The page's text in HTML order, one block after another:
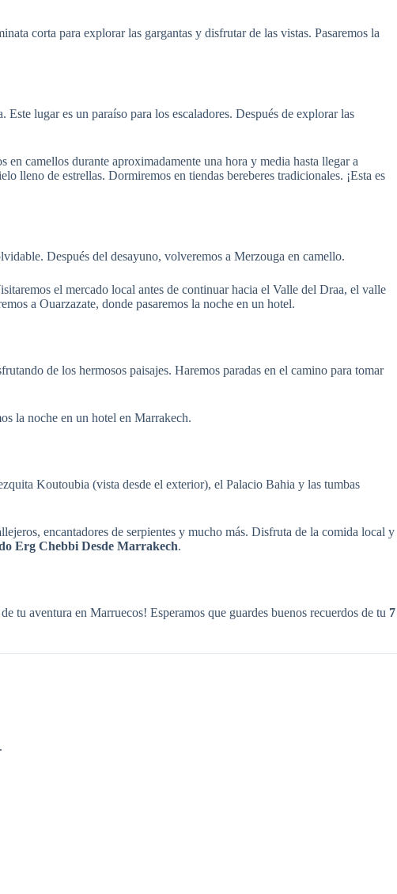
corta para explorar las gargantas y disfrutar de las vistas. Pasaremos la
lugar es un paraíso para los escaladores. Después de explorar las
camellos durante aproximadamente una hora y media hasta llegar a
lleno de estrellas. Dormiremos en tiendas bereberes tradicionales. ¡Esta es
Después del desayuno, volveremos a Merzouga en camello.
el mercado local antes de continuar hacia el Valle del Draa, el valle
a Ouarzazate, donde pasaremos la noche en un hotel.
de los hermosos paisajes. Haremos paradas en el camino para tomar
la noche en un hotel en Marrakech.
Koutoubia (vista desde el exterior), el Palacio Bahia y las tumbas
encantadores de serpientes y mucho más. Disfruta de la comida local y
Erg Chebbi Desde Marrakech.
tu aventura en Marruecos! Esperamos que guardes buenos recuerdos de tu 7